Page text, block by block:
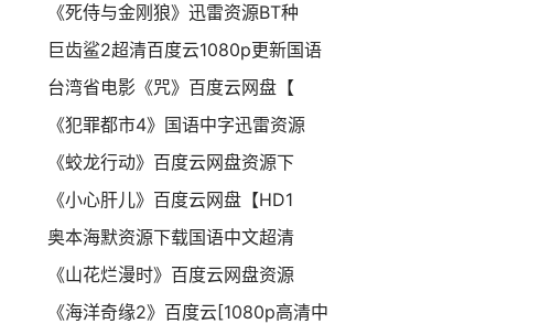
《死侍与金刚狼》迅雷资源BT种
巨齿鲨2超清百度云1080p更新国语
台湾省电影《咒》百度云网盘【
《犯罪都市4》国语中字迅雷资源
《蛟龙行动》百度云网盘资源下
《小心肝儿》百度云网盘【HD1
奥本海默资源下载国语中文超清
《山花烂漫时》百度云网盘资源
《海洋奇缘2》百度云[1080p高清中